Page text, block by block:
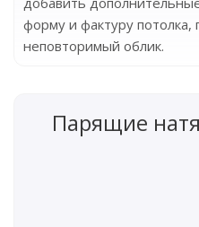
форму и фактуру потолка,
неповторимый облик.
Парящие